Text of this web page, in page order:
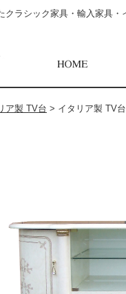
ラシック家具・輸入家具
ア製 TV台 > イタリア製 TV